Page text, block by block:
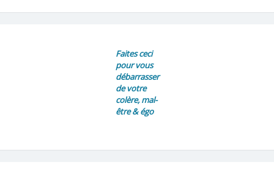
Faites ceci
pour vous
débarrasser
de votre
colère, mal-
être & égo